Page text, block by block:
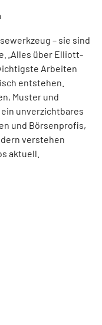
– sie sind
„Alles über Elliott-
Arbeiten
entstehen.
Muster und
unverzichtbares
und Börsenprofis,
verstehen
aktuell.